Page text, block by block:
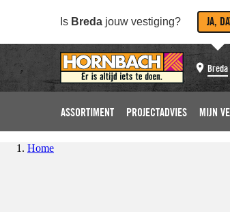
Is Breda jouw vestiging? JA,
Breda
ASSORTIMENT PROJECTADVIES MIJN
Home